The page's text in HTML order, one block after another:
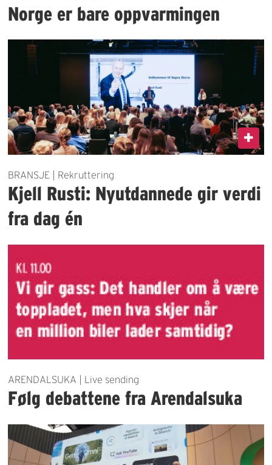
Norge er bare oppvarmingen
BRANSJE | Rekruttering
Kjell Rusti: Nyutdannede gir verdi
fra dag én
ARENDALSUKA | Live sending
Følg debattene fra Arendalsuka